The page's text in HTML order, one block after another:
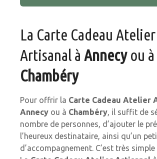
La Carte Cadeau Atelier
Artisanal à Annecyou à
Chambéry
Pour offrir la Carte Cadeau Atelier
Annecy ou à Chambéry, il suffit de
nombre de personnes, d’ajouter le
l’heureux destinataire, ainsi qu’un
d’accompagnement. C’est très